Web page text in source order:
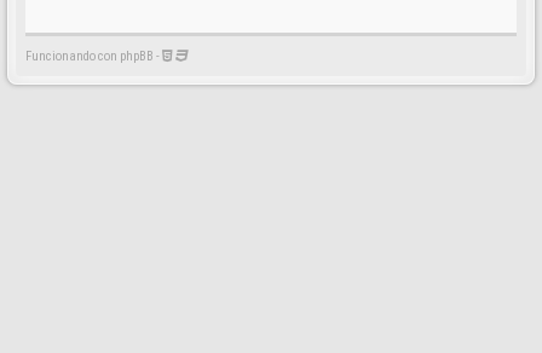
Funcionando con phpBB -